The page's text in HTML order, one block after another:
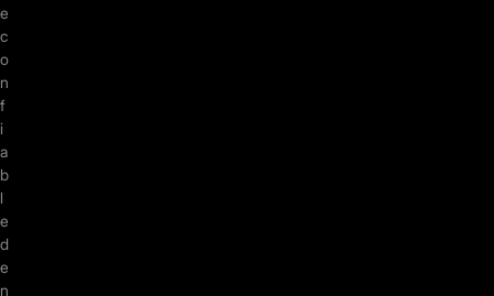
e
c
o
n
f
i
a
b
l
e
d
e
n